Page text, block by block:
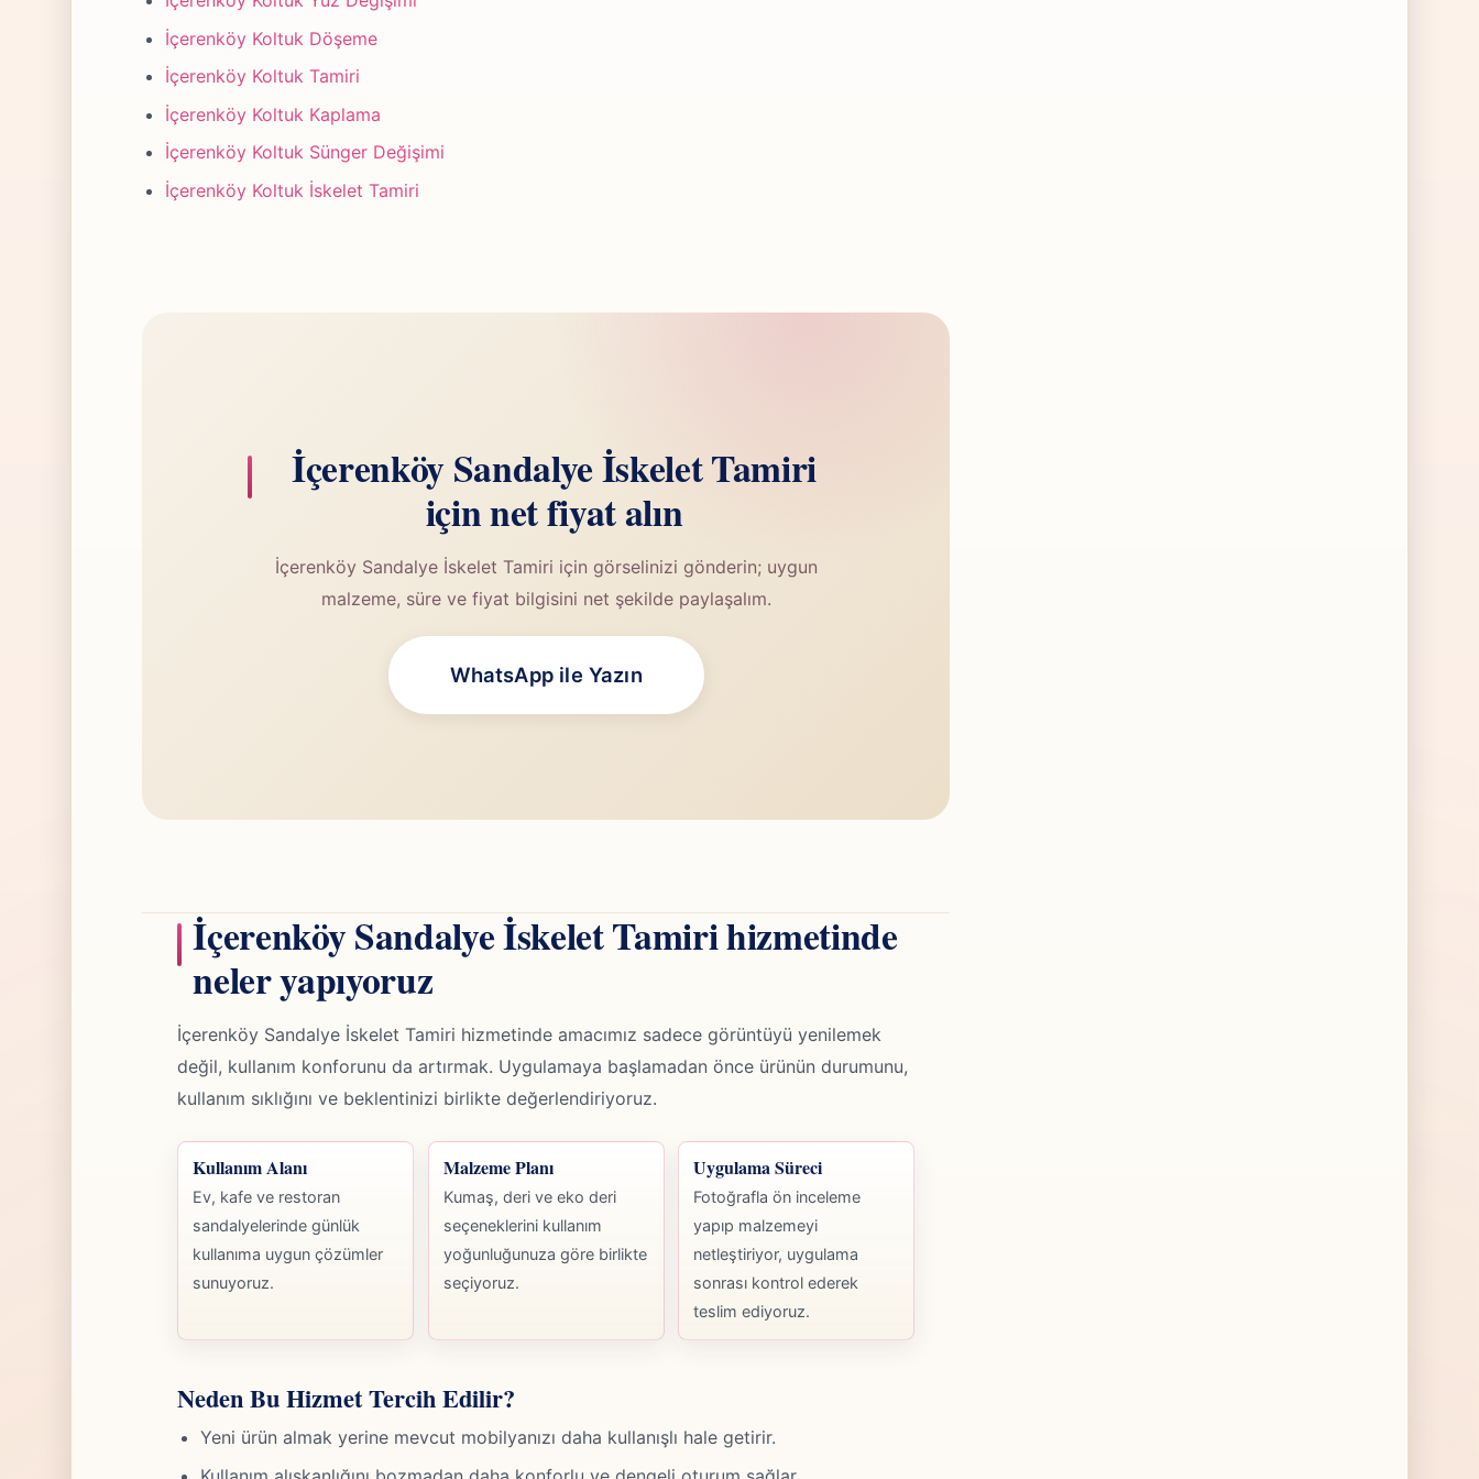
İçerenköy Koltuk Döşeme
İçerenköy Koltuk Tamiri
İçerenköy Koltuk Kaplama
İçerenköy Koltuk Sünger Değişimi
İçerenköy Koltuk İskelet Tamiri
İçerenköy Sandalye İskelet Tamiri
için net fiyat alın
İçerenköy Sandalye İskelet Tamiri için görselinizi gönderin; uygun
malzeme, süre ve fiyat bilgisini net şekilde paylaşalım.
WhatsApp ile Yazın
İçerenköy Sandalye İskelet Tamiri hizmetinde
neler yapıyoruz
İçerenköy Sandalye İskelet Tamiri hizmetinde amacımız sadece görüntüyü yenilemek
değil, kullanım konforunu da artırmak. Uygulamaya başlamadan önce ürünün durumunu,
kullanım sıklığını ve beklentinizi birlikte değerlendiriyoruz.
Kullanım Alanı
Ev, kafe ve restoran
sandalyelerinde günlük
kullanıma uygun çözümler
sunuyoruz.
Malzeme Planı
Kumaş, deri ve eko deri
seçeneklerini kullanım
yoğunluğunuza göre birlikte
seçiyoruz.
Uygulama Süreci
Fotoğrafla ön inceleme
yapıp malzemeyi
netleştiriyor, uygulama
sonrası kontrol ederek
teslim ediyoruz.
Neden Bu Hizmet Tercih Edilir?
Yeni ürün almak yerine mevcut mobilyanızı daha kullanışlı hale getirir.